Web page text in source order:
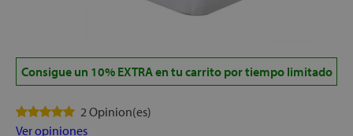
Consigue un 10% EXTRA en tu carrito por tiempo limitado
2 Opinion(es)
Ver opiniones